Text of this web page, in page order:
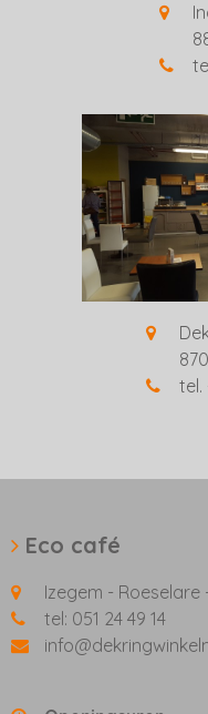
tel.
Eco café
Izegem - Roeselare
tel: 051 24 49 14